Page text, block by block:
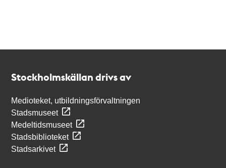
Stockholmskällan drivs av
Medioteket, utbildningsförvaltningen
Stadsmuseet
Medeltidsmuseet
Stadsbiblioteket
Stadsarkivet